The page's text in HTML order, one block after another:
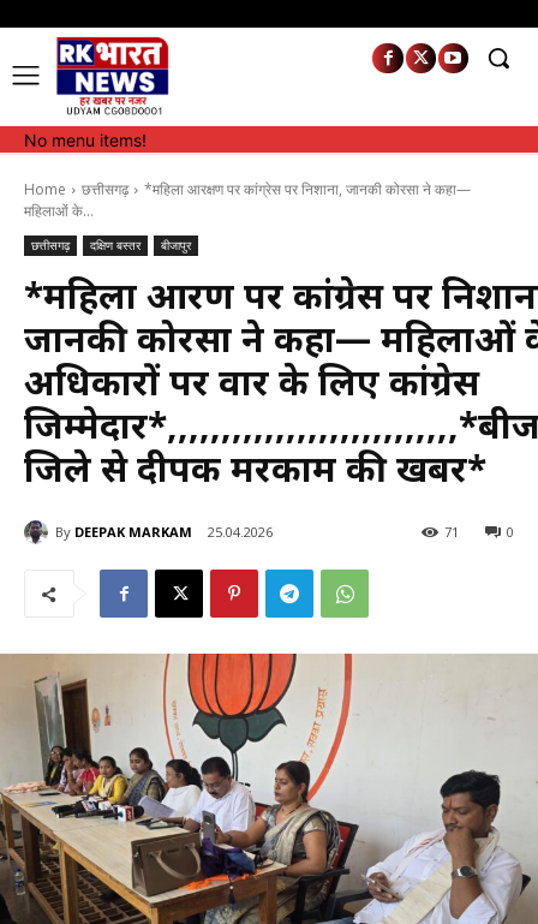
No menu items!
Home छत्तीसगढ़
*महिला आरक्षण पर कांग्रेस पर निशाना, जानकी कोरसा ने कहा—
महिलाओं के...
छत्तीसगढ़ दक्षिण बस्तर बीजापुर
*महिला आरक्षण पर कांग्रेस पर
जानकी कोरसा ने कहा— महिलाओं
अधिकारों पर वार के लिए कांग्रेस
जिले से दीपक मरकाम की खबर*
By DEEPAK MARKAM 25.04.2026 0
71